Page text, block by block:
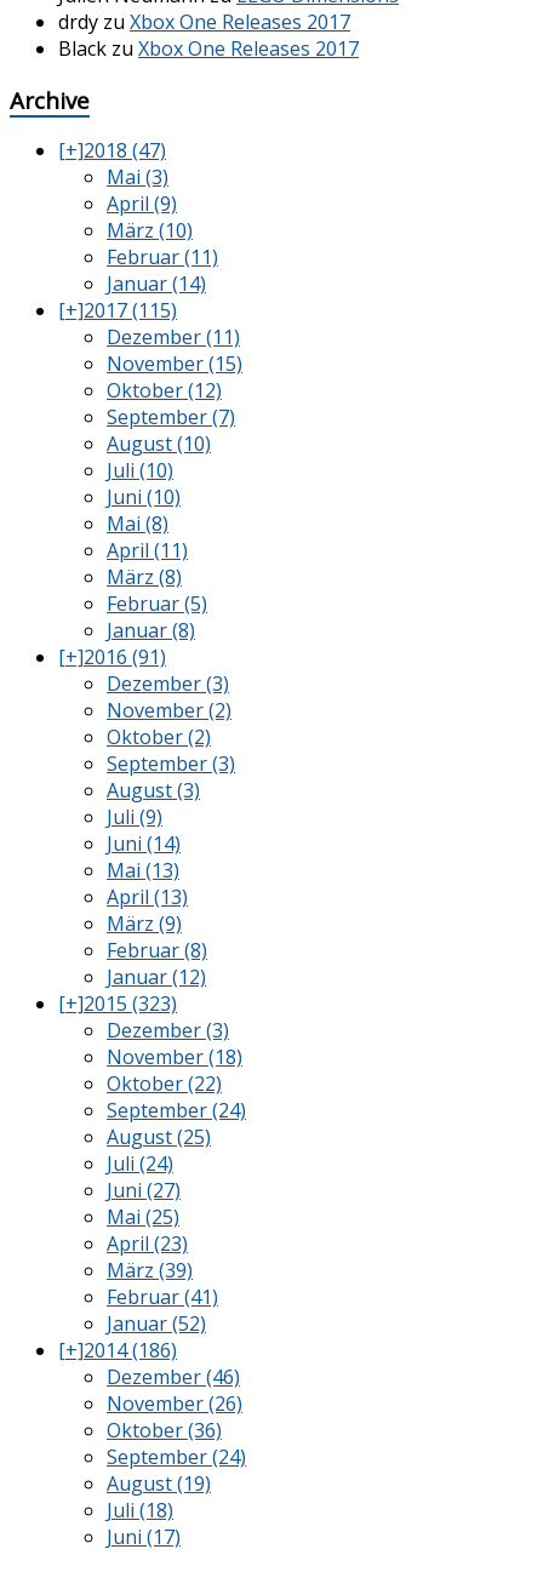
drdy zu Xbox One Releases 2017
Black zu Xbox One Releases 2017
Archive
[+]2018 (47)
Mai (3)
April (9)
März (10)
Februar (11)
Januar (14)
[+]2017 (115)
Dezember (11)
November (15)
Oktober (12)
September (7)
August (10)
Juli (10)
Juni (10)
Mai (8)
April (11)
März (8)
Februar (5)
Januar (8)
[+]2016 (91)
Dezember (3)
November (2)
Oktober (2)
September (3)
August (3)
Juli (9)
Juni (14)
Mai (13)
April (13)
März (9)
Februar (8)
Januar (12)
[+]2015 (323)
Dezember (3)
November (18)
Oktober (22)
September (24)
August (25)
Juli (24)
Juni (27)
Mai (25)
April (23)
März (39)
Februar (41)
Januar (52)
[+]2014 (186)
Dezember (46)
November (26)
Oktober (36)
September (24)
August (19)
Juli (18)
Juni (17)